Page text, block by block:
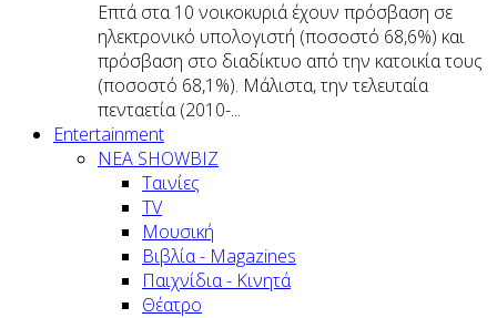
Επτά στα 10 νοικοκυριά έχουν πρόσβαση σε
ηλεκτρονικό υπολογιστή (ποσοστό 68,6%) και
πρόσβαση στο διαδίκτυο από την κατοικία τους
(ποσοστό 68,1%). Μάλιστα, την τελευταία
πενταετία (2010-...
Entertainment
ΝΕΑ SHOWBIZ
Ταινίες
TV
Μουσική
Βιβλία - Magazines
Παιχνίδια - Κινητά
Θέατρο